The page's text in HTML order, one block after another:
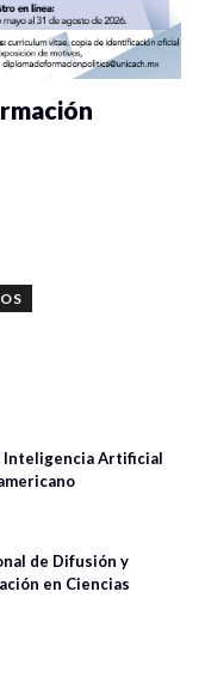
Inteligencia Artificial
de Difusión y
en Ciencias